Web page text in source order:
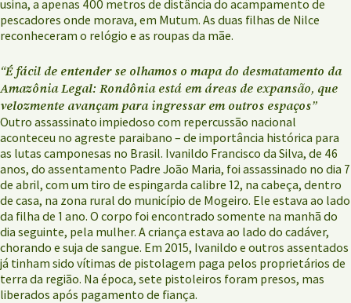
usina, a apenas 400 metros de distância do acampamento de
pescadores onde morava, em Mutum. As duas filhas de Nilce
reconheceram o relógio e as roupas da mãe.
“É fácil de entender se olhamos o mapa do desmatamento da
Amazônia Legal: Rondônia está em áreas de expansão, que
velozmente avançam para ingressar em outros espaços”
Outro assassinato impiedoso com repercussão nacional
aconteceu no agreste paraibano – de importância histórica para
as lutas camponesas no Brasil. Ivanildo Francisco da Silva, de 46
anos, do assentamento Padre João Maria, foi assassinado no dia 7
de abril, com um tiro de espingarda calibre 12, na cabeça, dentro
de casa, na zona rural do município de Mogeiro. Ele estava ao lado
da filha de 1 ano. O corpo foi encontrado somente na manhã do
dia seguinte, pela mulher. A criança estava ao lado do cadáver,
chorando e suja de sangue. Em 2015, Ivanildo e outros assentados
já tinham sido vítimas de pistolagem paga pelos proprietários de
terra da região. Na época, sete pistoleiros foram presos, mas
liberados após pagamento de fiança.